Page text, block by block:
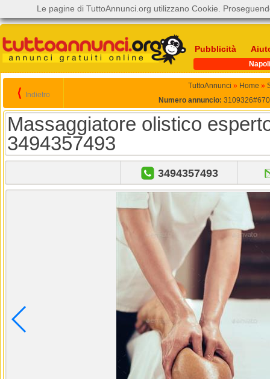
Pubblicità
Napoli
⟨ Indietro
TuttoAnnunci » Home »
Numero annuncio:
Massaggiatore olistico
3494357493
3494357493
Le pagine di TuttoAnnunci.org utilizzano Cookie.